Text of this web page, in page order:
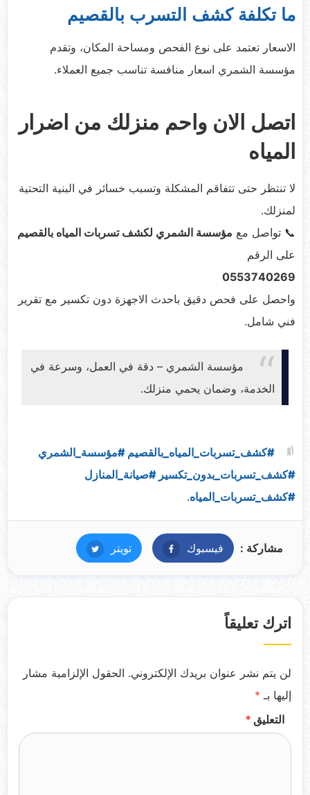
ما تكلفة كشف التسرب بالقصيم
الاسعار تعتمد على نوع الفحص ومساحة المكان، وتقدم
مؤسسة الشمري اسعار منافسة تناسب جميع العملاء.
اتصل الان واحم منزلك من اضرار
المياه
لا تنتظر حتى تتفاقم المشكلة وتسبب خسائر في البنية التحتية
لمنزلك.
📞 تواصل مع مؤسسة الشمري لكشف تسربات المياه بالقصيم
على الرقم
0553740269
واحصل على فحص دقيق باحدث الاجهزة دون تكسير مع تقرير
فني شامل.
مؤسسة الشمري – دقة في العمل، وسرعة في
الخدمة، وضمان يحمي منزلك.
#كشف_تسربات_المياه_بالقصيم #مؤسسة_الشمري
#كشف_تسربات_بدون_تكسير #صيانة_المنازل
#كشف_تسربات_المياه.
مشاركة : فيسبوك فيسبوكتويتر تويتر
اترك تعليقاً
لن يتم نشر عنوان بريدك الإلكتروني. الحقول الإلزامية مشار
إليها بـ *
التعليق *